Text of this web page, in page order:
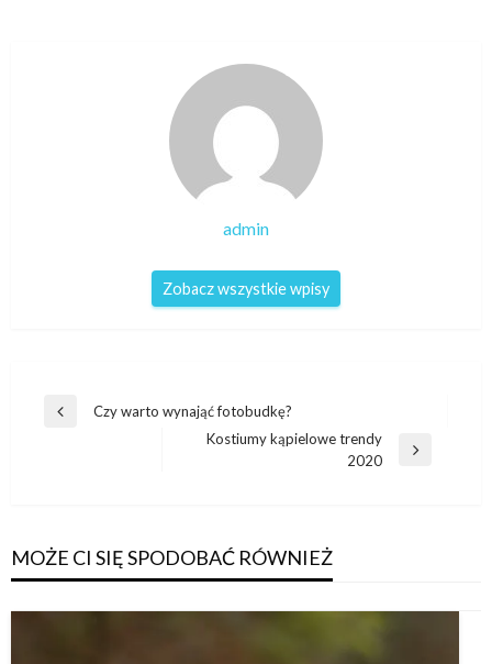
admin
Zobacz wszystkie wpisy
Nawigacja
Poprzedni
Czy warto wynająć fotobudkę?
Kostiumy kąpielowe trendy
2020
MOŻE CI SIĘ SPODOBAĆ RÓWNIEŻ